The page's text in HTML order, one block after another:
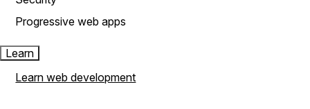
Progressive web apps
Learn
Learn web development